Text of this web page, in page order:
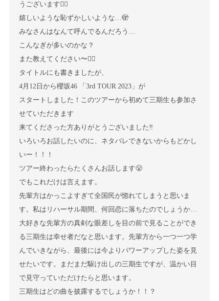
うございます🙇‍♀️
嬉しいような恥ずかしいような…🫣
みなさんはなんて呼んでるんだろう…
こんなぎが多いのかな？
また教えてください〜👍🏻
タイトルにも書きましたが、
4月12日から櫻坂46 「3rd TOUR 2023」が
スタートしました！このツアーから初めて三期生も参加さ
せていただきます
来てくださった方ありがとうございました‼︎
いろいろお話したいのに、ネタバレできないからもどかし
いー！！！
ツアー終わったらたくさんお話します😤
でもこれだけは言えます。
先輩方はかっこよすぎて全国民が惚れてしまうと思いま
す。私はリハーサル期間、何回恋に落ちたのでしょうか…
大好きな先輩方の真剣な眼差しを目の前で見ることができ
る三期生は幸せ者だなと思います。先輩方から一つ一つ学
んでいきながら、最後には今よりパワーアップした姿を見
せたいです。
まだまだ駆け出しの三期生ですが、温かい目
で見守っていただけたらと思います。
三期生はどの曲を披露するでしょうか！！？